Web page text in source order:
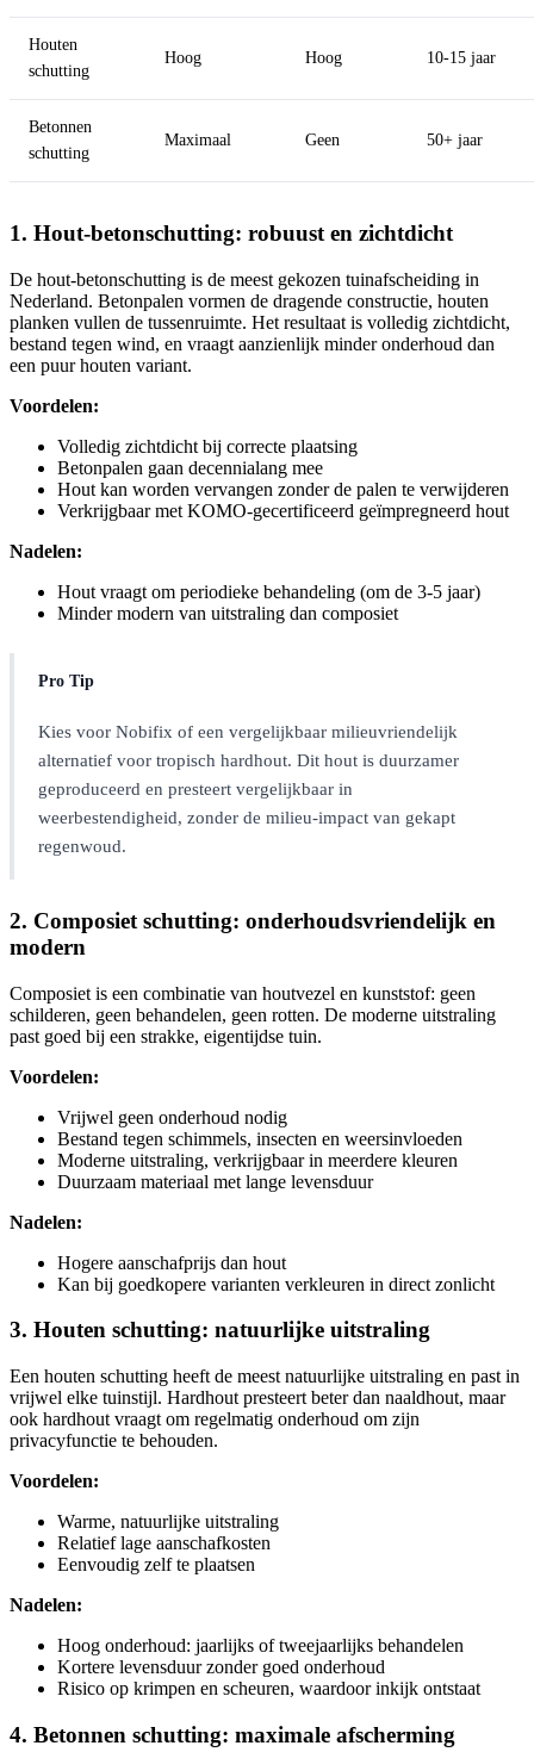
Houten
schutting
Hoog Hoog 10-15 jaar
Betonnen
schutting
Maximaal Geen 50+ jaar
1. Hout-betonschutting: robuust en zichtdicht
De hout-betonschutting is de meest gekozen tuinafscheiding in
Nederland. Betonpalen vormen de dragende constructie, houten
planken vullen de tussenruimte. Het resultaat is volledig zichtdicht,
bestand tegen wind, en vraagt aanzienlijk minder onderhoud dan
een puur houten variant.
Voordelen:
Volledig zichtdicht bij correcte plaatsing
Betonpalen gaan decennialang mee
Hout kan worden vervangen zonder de palen te verwijderen
Verkrijgbaar met KOMO-gecertificeerd geïmpregneerd hout
Nadelen:
Hout vraagt om periodieke behandeling (om de 3-5 jaar)
Minder modern van uitstraling dan composiet
Pro Tip
Kies voor Nobifix of een vergelijkbaar milieuvriendelijk
alternatief voor tropisch hardhout. Dit hout is duurzamer
geproduceerd en presteert vergelijkbaar in
weerbestendigheid, zonder de milieu-impact van gekapt
regenwoud.
2. Composiet schutting: onderhoudsvriendelijk en
modern
Composiet is een combinatie van houtvezel en kunststof: geen
schilderen, geen behandelen, geen rotten. De moderne uitstraling
past goed bij een strakke, eigentijdse tuin.
Voordelen:
Vrijwel geen onderhoud nodig
Bestand tegen schimmels, insecten en weersinvloeden
Moderne uitstraling, verkrijgbaar in meerdere kleuren
Duurzaam materiaal met lange levensduur
Nadelen:
Hogere aanschafprijs dan hout
Kan bij goedkopere varianten verkleuren in direct zonlicht
3. Houten schutting: natuurlijke uitstraling
Een houten schutting heeft de meest natuurlijke uitstraling en past in
vrijwel elke tuinstijl. Hardhout presteert beter dan naaldhout, maar
ook hardhout vraagt om regelmatig onderhoud om zijn
privacyfunctie te behouden.
Voordelen:
Warme, natuurlijke uitstraling
Relatief lage aanschafkosten
Eenvoudig zelf te plaatsen
Nadelen:
Hoog onderhoud: jaarlijks of tweejaarlijks behandelen
Kortere levensduur zonder goed onderhoud
Risico op krimpen en scheuren, waardoor inkijk ontstaat
4. Betonnen schutting: maximale afscherming